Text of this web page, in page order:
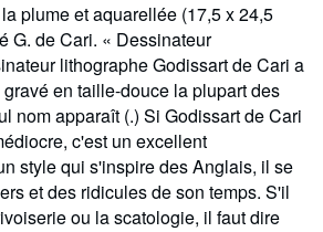
plume et aquarellée (17,5 x 24,5
G. de Cari. « Dessinateur
lithographe Godissart de Cari a
en taille-douce la plupart des
nom apparaît (.) Si Godissart de Cari
c'est un excellent
style qui s'inspire des Anglais, il se
et des ridicules de son temps. S'il
ou la scatologie, il faut dire